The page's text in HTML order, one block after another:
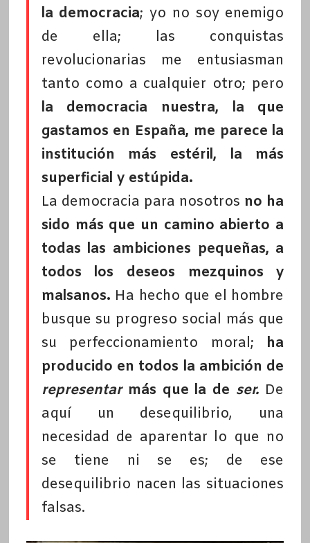
la democracia; yo no soy enemigo
de ella; las conquistas
revolucionarias me entusiasman
tanto como a cualquier otro; pero
la democracia nuestra, la que
gastamos en España, me parece la
institución más estéril, la más
superficial y estúpida.
La democracia para nosotros no ha
sido más que un camino abierto a
todas las ambiciones pequeñas, a
todos los deseos mezquinos y
malsanos. Ha hecho que el hombre
busque su progreso social más que
su perfeccionamiento moral; ha
producido en todos la ambición de
representarmás que la de ser. De
aquí un desequilibrio, una
necesidad de aparentar lo que no
se tiene ni se es; de ese
desequilibrio nacen las situaciones
falsas.